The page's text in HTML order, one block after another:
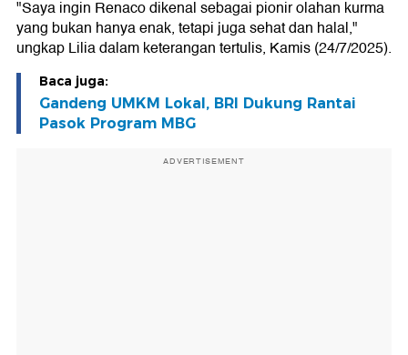
"Saya ingin Renaco dikenal sebagai pionir olahan kurma
yang bukan hanya enak, tetapi juga sehat dan halal,"
ungkap Lilia dalam keterangan tertulis, Kamis (24/7/2025).
Baca juga:
Gandeng UMKM Lokal, BRI Dukung Rantai
Pasok Program MBG
ADVERTISEMENT